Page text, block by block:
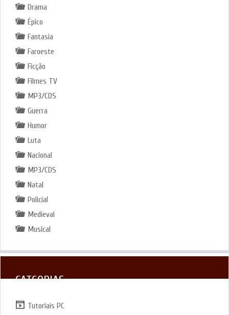
Drama
Épico
Fantasia
Faroeste
Ficção
Filmes TV
MP3/CDS
Guerra
Humor
Luta
Nacional
MP3/CDS
Natal
Policial
Medieval
Musical
CATGORIAS
Tutoriais PC